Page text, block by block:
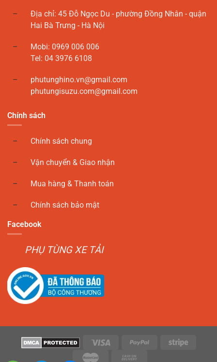
Địa chỉ: 45 Đỗ Ngọc Du - phường Đồng Nhân - quận
Hai Bà Trưng - Hà Nội
Mobi: 0969 006 006
Tel: 04 3976 6108
phutunghino.vn@gmail.com
phutungisuzu.com@gmail.com
Chính sách
Chính sách chung
Vận chuyển & Giao nhận
Mua hàng & Thanh toán
Chính sách bảo mật
Facebook
PHỤ TÙNG XE TẢI